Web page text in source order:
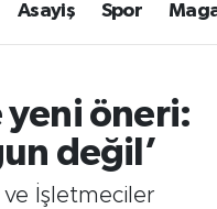
Asayiş Spor
yeni öneri:
değil’
İşletmeciler